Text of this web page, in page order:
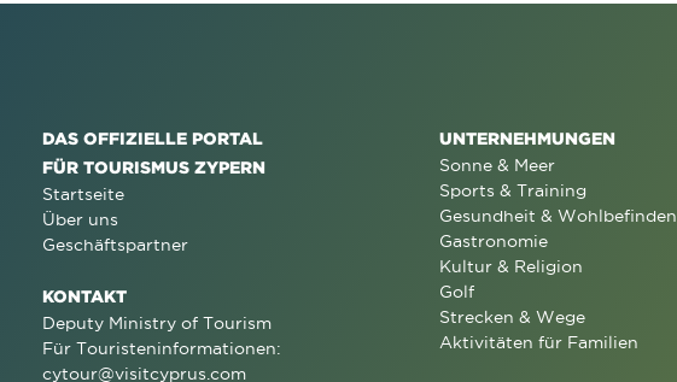
DAS OFFIZIELLE PORTAL
FÜR TOURISMUS ZYPERN
Startseite
Über uns
Geschäftspartner
KONTAKT
Deputy Ministry of Tourism
Für Touristeninformationen:
cytour@visitcyprus.com
UNTERNEHMUNGEN
Sonne & Meer
Sports & Training
Gesundheit & Wohlbefinden
Gastronomie
Kultur & Religion
Golf
Strecken & Wege
Aktivitäten für Familien